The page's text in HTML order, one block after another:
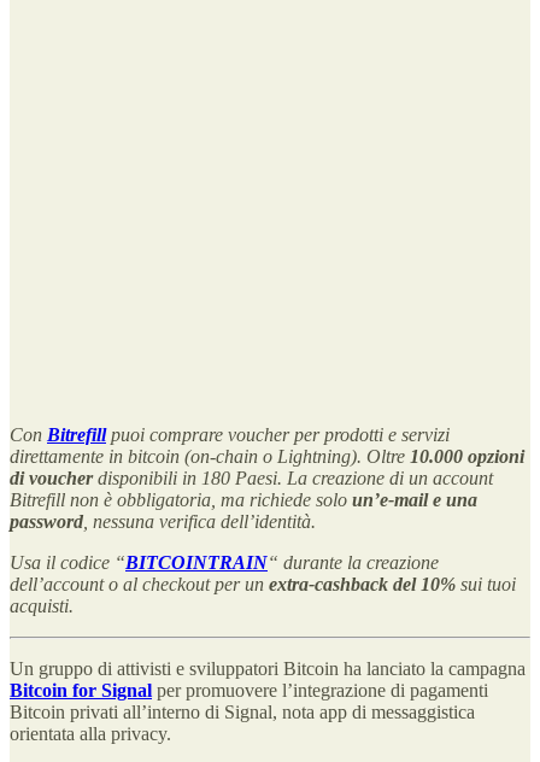
Con Bitrefillpuoi comprare voucher per prodotti e servizi
direttamente in bitcoin (on-chain o Lightning). Oltre 10.000 opzioni
di voucherdisponibili in 180 Paesi. La creazione di un account
Bitrefill non è obbligatoria, ma richiede solo un’e-mail e una
password , nessuna verifica dell’identità.
Usa il codice “BITCOINTRAIN“ durante la creazione
dell’account o al checkout per un extra-cashback del 10% sui tuoi
acquisti.
Un gruppo di attivisti e sviluppatori Bitcoin ha lanciato la campagna
Bitcoin for Signal per promuovere l’integrazione di pagamenti
Bitcoin privati all’interno di Signal, nota app di messaggistica
orientata alla privacy.